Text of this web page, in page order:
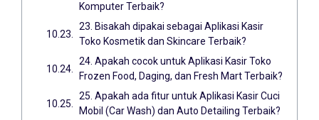
Komputer Terbaik?
23. Bisakah dipakai sebagai Aplikasi Kasir
Toko Kosmetik dan Skincare Terbaik?
24. Apakah cocok untuk Aplikasi Kasir Toko
Frozen Food, Daging, dan Fresh Mart Terbaik?
25. Apakah ada fitur untuk Aplikasi Kasir Cuci
Mobil (Car Wash) dan Auto Detailing Terbaik?